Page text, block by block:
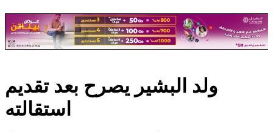
ولد البشير يصرح بعد تقديم
استقالته